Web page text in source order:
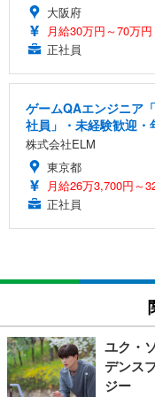
大阪府
月給30万円～70万円
正社員
ゲームQAエンジニア
社員」・未経験歓迎
株式会社ELM
東京都
月給26万3,700円～
正社員
ユク・
デンス
ジー